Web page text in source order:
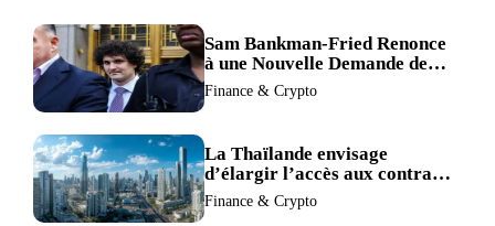
Sam Bankman-Fried Renonce
à une Nouvelle Demande de
Procès, Intensifiant la
Pression pour la Récusation
Finance & Crypto
La Thaïlande envisage
d’élargir l’accès aux contrats
à terme crypto dans une
refonte de sa réglementation.
Finance & Crypto